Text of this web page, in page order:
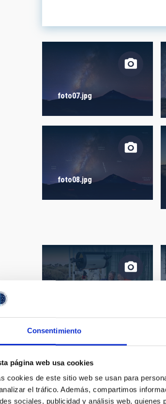
Consentimiento
página web usa cookies
cookies de este sitio web se usan para
el tráfico. Además, compartimos
sociales, publicidad y análisis web, quienes
INSTALACIÓN
foto07.jpg
foto08.jpg
combinando
visible